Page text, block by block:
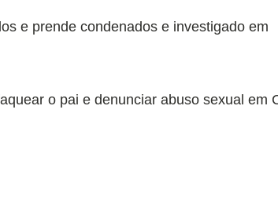
e prende condenados e investigado em
o pai e denunciar abuso sexual em